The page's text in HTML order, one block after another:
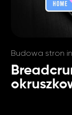
Budowa stron